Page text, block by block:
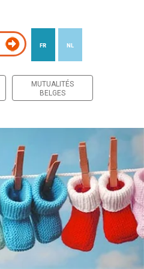
FR NL
MUTUALITÉS
BELGES